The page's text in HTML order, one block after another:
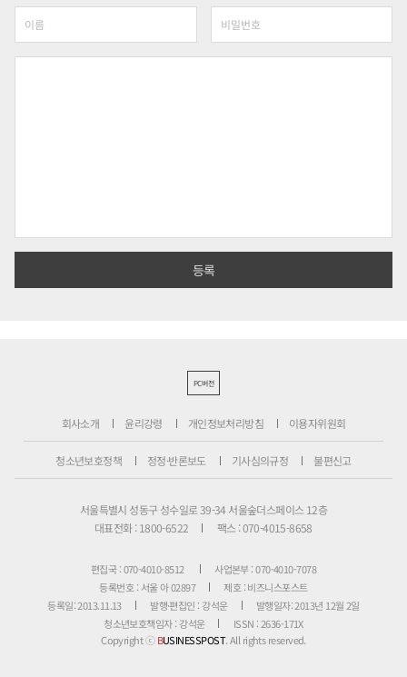
PC버전
회사소개 윤리강령 개인정보처리방침 이용자위원회
청소년보호정책 정정·반론보도 기사심의규정 불편신고
서울특별시 성동구 성수일로 39-34 서울숲더스페이스 12층
대표전화 : 1800-6522
팩스 : 070-4015-8658
편집국 : 070-4010-8512
사업본부 : 070-4010-7078
등록번호 : 서울 아 02897
제호 : 비즈니스포스트
등록일: 2013.11.13
발행·편집인 : 강석운
발행일자: 2013년 12월 2일
청소년보호책임자 : 강석운
ISSN : 2636-171X
Copyright ⓒBUSINESSPOST. All rights reserved.